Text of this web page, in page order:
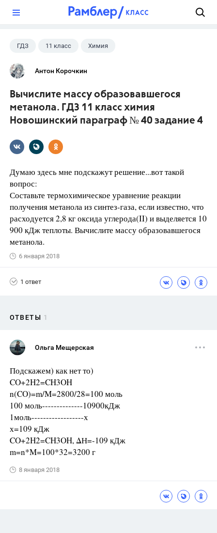
ГДЗ 11 класс Химия
Новошинский И.И.
Антон Корочкин
Вычислите массу образовавшегося
метанола. ГДЗ 11 класс химия
Новошинский параграф № 40 задание 4
Думаю здесь мне подскажут решение...вот такой
вопрос:
Составьте термохимическое уравнение реакции
получения метанола из синтез-газа, если известно, что
расходуется 2,8 кг оксида углерода(II) и выделяется 10
900 кДж теплоты. Вычислите массу образовавшегося
метанола.
6 января 2018
1 ответ
ОТВЕТЫ 1
Ольга Мещерская
Подскажем) как нет то)
CO+2H2=CH3OH
n(CO)=m/M=2800/28=100 моль
100 моль--------------10900кДж
1моль------------------х
х=109 кДж
CO+2H2=CH3OH, ΔН=-109 кДж
m=n*M=100*32=3200 г
8 января 2018